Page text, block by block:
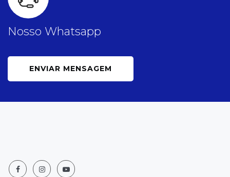
Nosso Whatsapp
ENVIAR MENSAGEM